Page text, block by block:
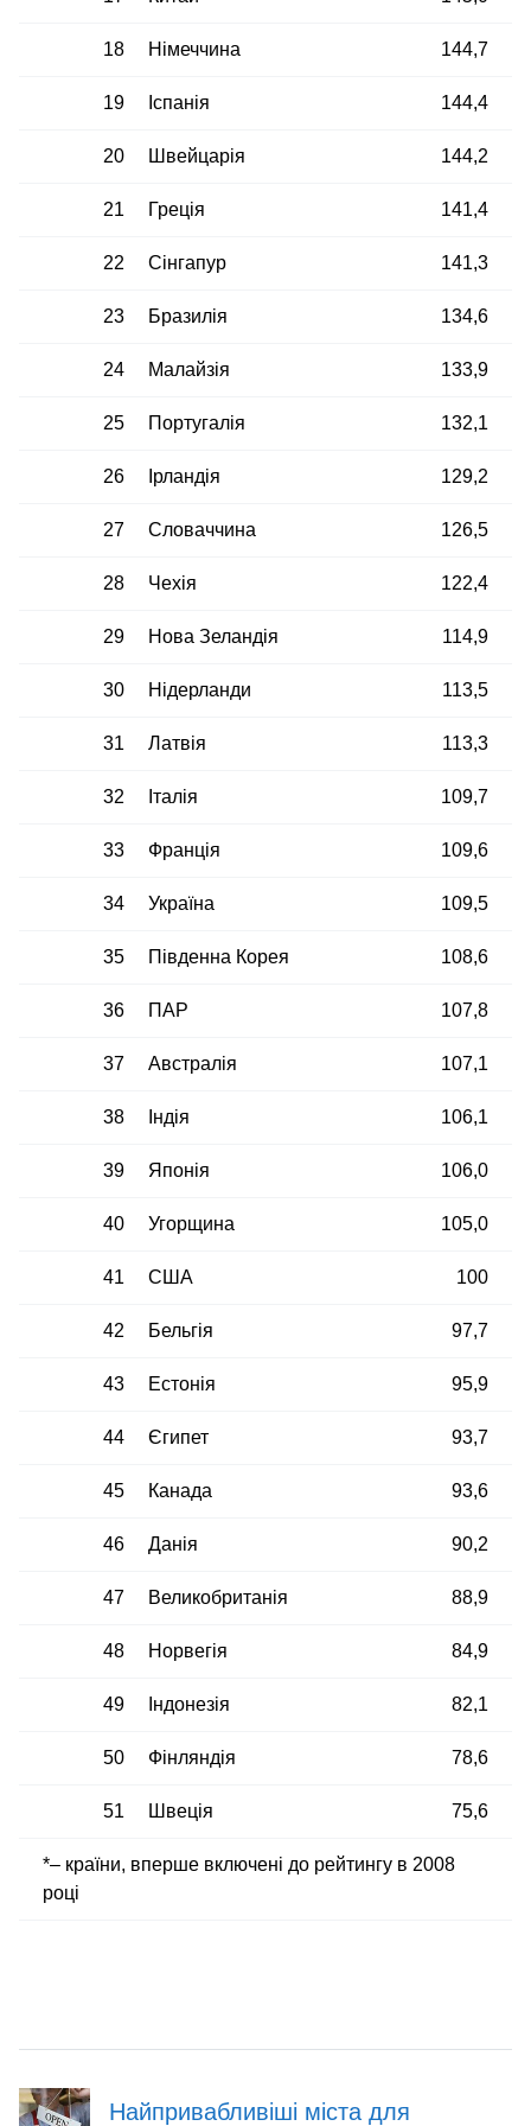
18 Німеччина 144,7
19 Іспанія 144,4
20 Швейцарія 144,2
21 Греція 141,4
22 Сінгапур 141,3
23 Бразилія 134,6
24 Малайзія 133,9
25 Португалія 132,1
26 Ірландія 129,2
27 Словаччина 126,5
28 Чехія 122,4
29 Нова Зеландія 114,9
30 Нідерланди 113,5
31 Латвія 113,3
32 Італія 109,7
33 Франція 109,6
34 Україна 109,5
35 Південна Корея 108,6
36 ПАР 107,8
37 Австралія 107,1
38 Індія 106,1
39 Японія 106,0
40 Угорщина 105,0
41 США 100
42 Бельгія 97,7
43 Естонія 95,9
44 Єгипет 93,7
45 Канада 93,6
46 Данія 90,2
47 Великобританія 88,9
48 Норвегія 84,9
49 Індонезія 82,1
50 Фінляндія 78,6
51 Швеція 75,6
*– країни, вперше включені до рейтингу в 2008
році
Найпривабливіші міста для